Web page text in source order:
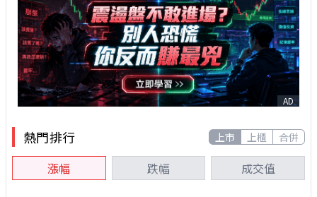
AD
熱門排行 上市 上櫃 合併
漲幅 跌幅 成交值